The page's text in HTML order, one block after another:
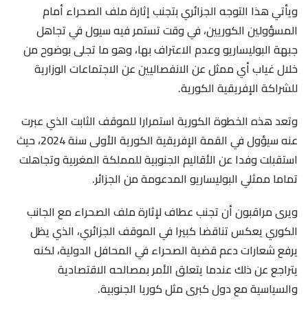
ويأتي هذا التوجه الجزائري بتجنب إثارة ملف الصحراء أمام
المسؤولين الكوريين، في وقت تستمر فيه سيول في تجاهل
جبهة البوليساريو وعدم الاعتراف بها، وهو ما تجلى بوضوح من
خلال غياب أي ممثل عن الانفصاليين عن الاجتماعات الوزارية
للشراكة الإفريقية الكورية.
وتعد هذه الخطوة الكورية استمرارا للموقف الثابت الذي عبرت
عنه سيؤول في القمة الإفريقية الكورية الأولى سنة 2024، حيث
استقبلت وفدا عن الأقاليم الجنوبية للمملكة المغربية وتجاهلت
تماما ممثلي البوليساريو المدعومة من الجزائر.
ويرى مراقبون أن تجنب عطاف لإثارة ملف الصحراء مع الجانب
الكوري يعكس تناقضا كبيرا في الموقف الجزائري، الذي يظل
يرفع شعارات دعم قضية الصحراء في المحافل الدولية، لكنه
يتراجع عن ذلك عندما يتعلق الأمر بمصالحه الاقتصادية
والسياسية مع دول كبرى مثل كوريا الجنوبية.